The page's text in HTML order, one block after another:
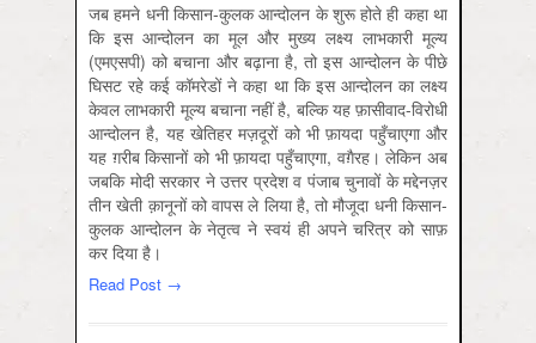
जब हमने धनी किसान-कुलक आन्दोलन के शुरू होते ही कहा था
कि इस आन्दोलन का मूल और मुख्य लक्ष्य लाभकारी मूल्य
(एमएसपी) को बचाना और बढ़ाना है, तो इस आन्दोलन के पीछे
घिसट रहे कई कॉमरेडों ने कहा था कि इस आन्दोलन का लक्ष्य
केवल लाभकारी मूल्य बचाना नहीं है, बल्कि यह फ़ासीवाद-विरोधी
आन्दोलन है, यह खेतिहर मज़दूरों को भी फ़ायदा पहुँचाएगा और
यह ग़रीब किसानों को भी फ़ायदा पहुँचाएगा, वग़ैरह। लेकिन अब
जबकि मोदी सरकार ने उत्तर प्रदेश व पंजाब चुनावों के मद्देनज़र
तीन खेती क़ानूनों को वापस ले लिया है, तो मौजूदा धनी किसान-
कुलक आन्दोलन के नेतृत्व ने स्वयं ही अपने चरित्र को साफ़
कर दिया है।
Read Post →